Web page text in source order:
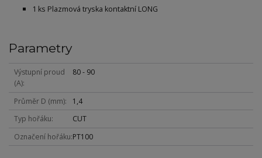
1 ks Plazmová tryska kontaktní LONG
Parametry
Výstupní proud
(A)
80 - 90
Průměr D (mm)
1,4
Typ hořáku
CUT
Označení hořáku PT100